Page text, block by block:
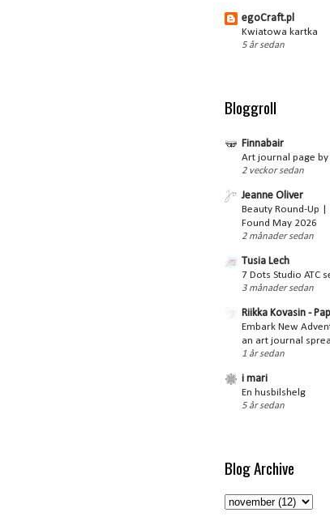
egoCraft.pl
Kwiatowa kartka
5 år sedan
Bloggroll
Finnabair
Art journal page by
2 veckor sedan
Jeanne Oliver
Beauty Round-Up |
Found May 2026
2 månader sedan
Tusia Lech
7 Dots Studio ATC
3 månader sedan
Riikka Kovasin -
Embark New
an art journal
1 år sedan
i mari
En husbilshelg
5 år sedan
Blog Archive